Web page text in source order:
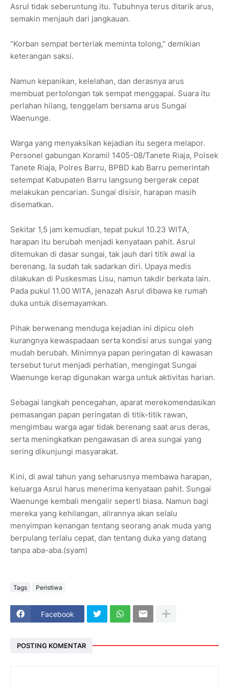
Asrul tidak seberuntung itu. Tubuhnya terus ditarik arus,
semakin menjauh dari jangkauan.
“Korban sempat berteriak meminta tolong,” demikian
keterangan saksi.
Namun kepanikan, kelelahan, dan derasnya arus
membuat pertolongan tak sempat menggapai. Suara itu
perlahan hilang, tenggelam bersama arus Sungai
Waenunge.
Warga yang menyaksikan kejadian itu segera melapor.
Personel gabungan Koramil 1405-08/Tanete Riaja, Polsek
Tanete Riaja, Polres Barru, BPBD kab Barru pemerintah
setempat Kabupaten Barru langsung bergerak cepat
melakukan pencarian. Sungai disisir, harapan masih
disematkan.
Sekitar 1,5 jam kemudian, tepat pukul 10.23 WITA,
harapan itu berubah menjadi kenyataan pahit. Asrul
ditemukan di dasar sungai, tak jauh dari titik awal ia
berenang. Ia sudah tak sadarkan diri. Upaya medis
dilakukan di Puskesmas Lisu, namun takdir berkata lain.
Pada pukul 11.00 WITA, jenazah Asrul dibawa ke rumah
duka untuk disemayamkan.
Pihak berwenang menduga kejadian ini dipicu oleh
kurangnya kewaspadaan serta kondisi arus sungai yang
mudah berubah. Minimnya papan peringatan di kawasan
tersebut turut menjadi perhatian, mengingat Sungai
Waenunge kerap digunakan warga untuk aktivitas harian.
Sebagai langkah pencegahan, aparat merekomendasikan
pemasangan papan peringatan di titik-titik rawan,
mengimbau warga agar tidak berenang saat arus deras,
serta meningkatkan pengawasan di area sungai yang
sering dikunjungi masyarakat.
Kini, di awal tahun yang seharusnya membawa harapan,
keluarga Asrul harus menerima kenyataan pahit. Sungai
Waenunge kembali mengalir seperti biasa. Namun bagi
mereka yang kehilangan, alirannya akan selalu
menyimpan kenangan tentang seorang anak muda yang
berpulang terlalu cepat, dan tentang duka yang datang
tanpa aba-aba.(syam)
Tags Peristiwa
Facebook
POSTING KOMENTAR